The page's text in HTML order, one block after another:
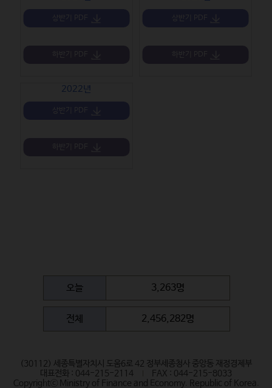
2022년
오늘 3,263명
전체 2,456,282명
(30112) 세종특별자치시 도움6로 42 정부세종청사 중앙동 재정경제부
대표전화 : 044-215-2114
FAX : 044-215-8033
Copyrightⓒ Ministry of Finance and Economy. Republic of Korea.